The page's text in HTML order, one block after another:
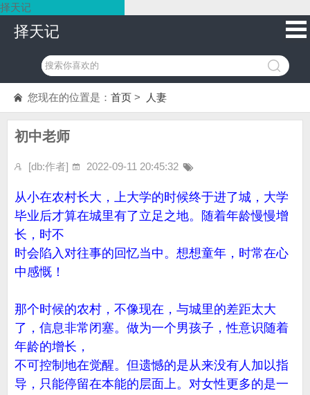
择天记
择天记
您现在的位置是： 首页 > 人妻
初中老师
[db:作者] 2022-09-11 20:45:32
从小在农村长大，上大学的时候终于进了城，大学
毕业后才算在城里有了立足之地。随着年龄慢慢增
长，时不
时会陷入对往事的回忆当中。想想童年，时常在心
中感慨！
那个时候的农村，不像现在，与城里的差距太大
了，信息非常闭塞。做为一个男孩子，性意识随着
年龄的增长，
不可控制地在觉醒。但遗憾的是从来没有人加以指
导，只能停留在本能的层面上。对女性更多的是一